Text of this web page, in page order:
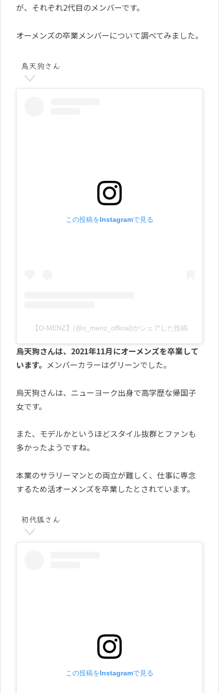
が、それぞれ2代目のメンバーです。
オーメンズの卒業メンバーについて調べてみました。
烏天狗さん
この投稿をInstagramで見る
【O-MENZ】(@o_menz_official)がシェアした投稿
烏天狗さんは、2021年11月にオーメンズを卒業して
います。 メンバーカラーはグリーンでした。
烏天狗さんは、ニューヨーク出身で高学歴な帰国子
女です。
また、モデルかというほどスタイル抜群とファンも
多かったようですね。
本業のサラリーマンとの両立が難しく、仕事に専念
するため活オーメンズを卒業したとされています。
初代狐さん
この投稿をInstagramで見る